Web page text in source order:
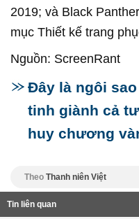
2019; và Black
mục Thiết kế trang
Nguồn: ScreenRant
Đây là ngôi
tinh giành cả
huy chương
Theo Thanh niên Việt
Tin liên quan